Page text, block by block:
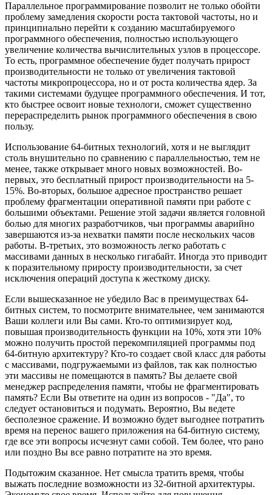
Параллельное программирование позволит не только обойти
проблему замедления скорости роста тактовой частоты, но и
принципиально перейти к созданию масштабируемого
программного обеспечения, полностью использующего
увеличение количества вычислительных узлов в процессоре.
То есть, программное обеспечение будет получать прирост
производительности не только от увеличения тактовой
частоты микропроцессора, но и от роста количества ядер. За
такими системами будущее программного обеспечения. И тот,
кто быстрее освоит новые технологи, сможет существенно
перераспределить рынок программного обеспечения в свою
пользу.
Использование 64-битных технологий, хотя и не выглядит
столь внушительно по сравнению с параллельностью, тем не
менее, также открывает много новых возможностей. Во-
первых, это бесплатный прирост производительности на 5-
15%. Во-вторых, большое адресное пространство решает
проблему фрагментации оперативной памяти при работе с
большими объектами. Решение этой задачи является головной
болью для многих разработчиков, чьи программы аварийно
завершаются из-за нехватки памяти после нескольких часов
работы. В-третьих, это возможность легко работать с
массивами данных в несколько гигабайт. Иногда это приводит
к поразительному приросту производительности, за счет
исключения операций доступа к жесткому диску.
Если вышесказанное не убедило Вас в преимуществах 64-
битных систем, то посмотрите внимательнее, чем занимаются
Ваши коллеги или Вы сами. Кто-то оптимизирует код,
повышая производительность функции на 10%, хотя эти 10%
можно получить простой перекомпиляцией программы под
64-битную архитектуру? Кто-то создает свой класс для работы
с массивами, подгружаемыми из файлов, так как полностью
эти массивы не помещаются в память? Вы делаете свой
менеджер распределения памяти, чтобы не фрагментировать
память? Если Вы ответите на один из вопросов - "Да", то
следует остановиться и подумать. Вероятно, Вы ведете
бесполезное сражение. И возможно будет выгоднее потратить
время на перенос вашего приложения на 64-битную систему,
где все эти вопросы исчезнут сами собой. Тем более, что рано
или поздно Вы все равно потратите на это время.
Подытожим сказанное. Нет смысла тратить время, чтобы
выжать последние возможности из 32-битной архитектуры.